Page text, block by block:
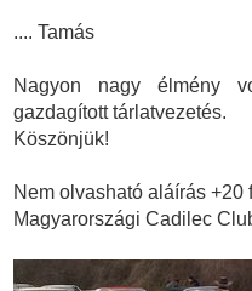
.... Tamás
Nagyon nagy élmény
gazdagított tárlatvezetés.
Köszönjük!
Nem olvasható aláírás +20
Magyarországi Cadilec